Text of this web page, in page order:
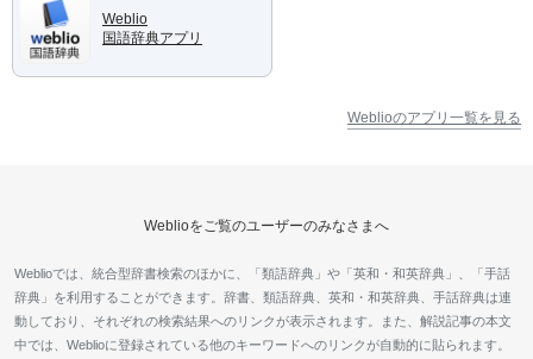
Weblio
国語辞典アプリ
Weblioのアプリ一覧を見る
Weblioをご覧のユーザーのみなさまへ
Weblioでは、統合型辞書検索のほかに、「類語辞典」や「英和・和英辞典」、「手話
辞典」を利用することができます。辞書、類語辞典、英和・和英辞典、手話辞典は連
動しており、それぞれの検索結果へのリンクが表示されます。また、解説記事の本文
中では、Weblioに登録されている他のキーワードへのリンクが自動的に貼られます。